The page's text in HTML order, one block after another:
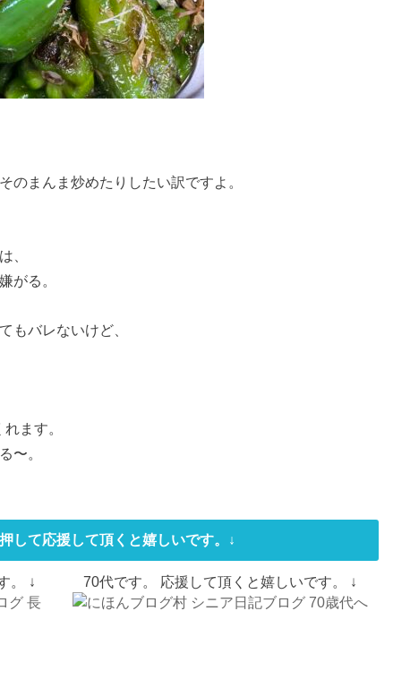
のまんま炒めたりしたい訳ですよ。
、
がる。
もバレないけど、
ます。
〜。
して応援して頂くと嬉しいです。↓
。 ↓ 70代です。 応援して頂くと嬉しいです。 ↓